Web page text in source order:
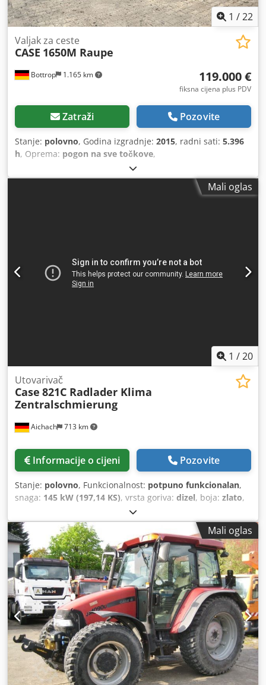
1 /22
Bottrop 1.165 km
Valjak za ceste
CASE 1650M Raupe
119.000 €
fiksna cijena plus PDV
Zatraži Pozovite
Stanje: polovno, Godina izgradnje: 2015, radni sati: 5.396
h, Oprema: pogon na sve točkove,
Mali oglas
1 /20
Aichach 713 km
Utovarivač
Case 821C Radlader Klima
Zentralschmierung
Informacije o cijeni Pozovite
Stanje: polovno, Funkcionalnost: potpuno funkcionalan,
snaga: 145 kW (197,14 KS), vrsta goriva: dizel, boja: zlato,
, Godina izgradnje:
sati:8.000 h, Oprema:centralizirani sustav za
podmazivanje, kabina, klima-uređaj, Mali oglas